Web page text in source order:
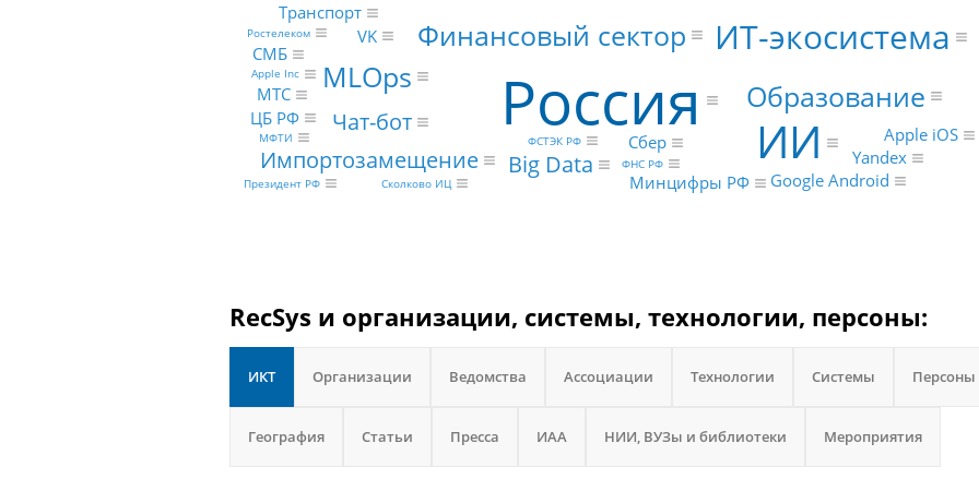
Россия
ИИ
ИТ-экосистема
Финансовый сектор
Образование
MLOps
Чат-бот
Импортозамещение
Big Data
Сбер
Yandex
Транспорт
СМБ
Минцифры РФ Google Android
VK
МТС
ЦБ РФ
Apple iOS
ФСТЭК РФ
ФНС РФ
Президент РФ
Сколково ИЦ
Ростелеком
МФТИ
Apple Inc
RecSys и организации, системы, технологии, персоны:
ИКТ Организации Ведомства Ассоциации Технологии Системы Персоны
География Статьи Пресса ИАА НИИ, ВУЗы и библиотеки Мероприятия